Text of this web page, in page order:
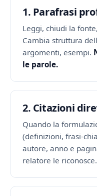
1. Parafrasi
Leggi, chiudi la
Cambia struttura
argomenti, esempi.
le parole.
2. Citazioni
Quando la
(definizioni, frasi-
autore, anno e
relatore le riconosce.